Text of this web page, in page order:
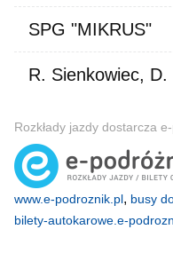
SPG "MIKRUS"
R. Sienkowiec,
Rozkłady jazdy dostarcza
www.e-podroznik.pl, busy
bilety-autokarowe.e-